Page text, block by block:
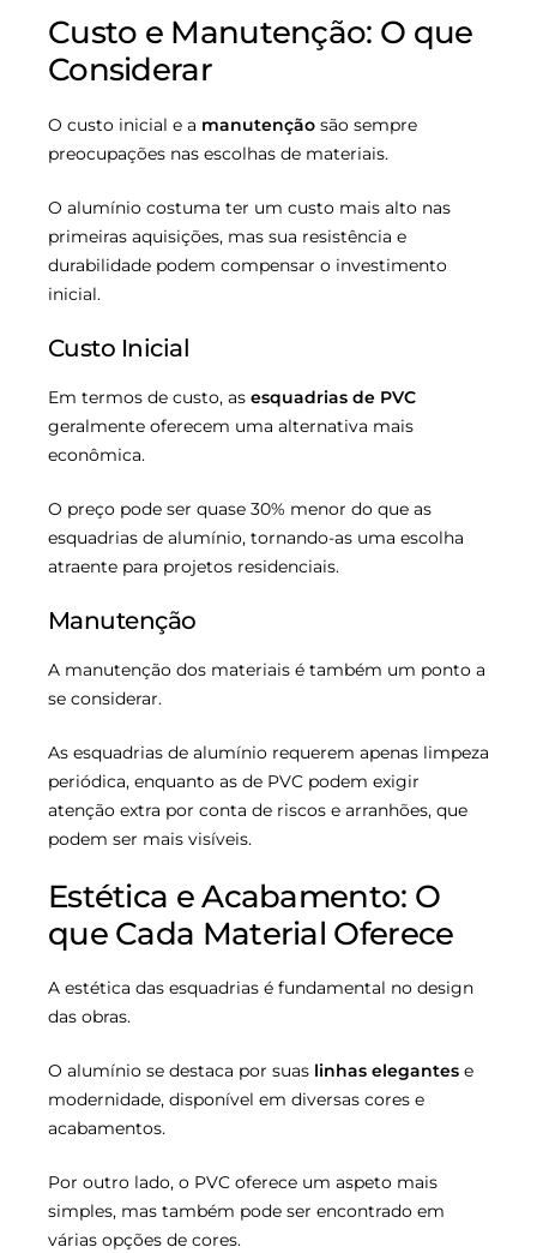
Custo e Manutenção: O que
Considerar
O custo inicial e a manutenção são sempre
preocupações nas escolhas de materiais.
O alumínio costuma ter um custo mais alto nas
primeiras aquisições, mas sua resistência e
durabilidade podem compensar o investimento
inicial.
Custo Inicial
Em termos de custo, as esquadrias de PVC
geralmente oferecem uma alternativa mais
econômica.
O preço pode ser quase 30% menor do que as
esquadrias de alumínio, tornando-as uma escolha
atraente para projetos residenciais.
Manutenção
A manutenção dos materiais é também um ponto a
se considerar.
As esquadrias de alumínio requerem apenas limpeza
periódica, enquanto as de PVC podem exigir
atenção extra por conta de riscos e arranhões, que
podem ser mais visíveis.
Estética e Acabamento: O
que Cada Material Oferece
A estética das esquadrias é fundamental no design
das obras.
O alumínio se destaca por suas linhas elegantes e
modernidade, disponível em diversas cores e
acabamentos.
Por outro lado, o PVC oferece um aspeto mais
simples, mas também pode ser encontrado em
várias opções de cores.